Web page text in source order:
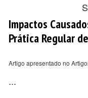
Impactos
Prática Regular
Artigo apresentado no
...